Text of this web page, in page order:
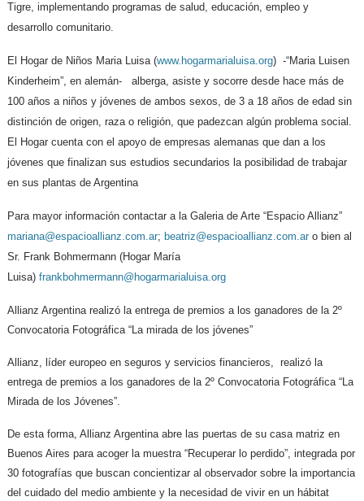
Tigre, implementando programas de salud, educación, empleo y
desarrollo comunitario.
El Hogar de Niños Maria Luisa (www.hogarmarialuisa.org) -“Maria Luisen
Kinderheim”, en alemán- alberga, asiste y socorre desde hace más de
100 años a niños y jóvenes de ambos sexos, de 3 a 18 años de edad sin
distinción de origen, raza o religión, que padezcan algún problema social.
El Hogar cuenta con el apoyo de empresas alemanas que dan a los
jóvenes que finalizan sus estudios secundarios la posibilidad de trabajar
en sus plantas de Argentina
Para mayor información contactar a la Galeria de Arte “Espacio Allianz”
mariana@espacioallianz.com.ar; beatriz@espacioallianz.com.ar o bien al
Sr. Frank Bohmermann (Hogar María
Luisa)frankbohmermann@hogarmarialuisa.org
Allianz Argentina realizó la entrega de premios a los ganadores de la 2º
Convocatoria Fotográfica “La mirada de los jóvenes”
Allianz, líder europeo en seguros y servicios financieros, realizó la
entrega de premios a los ganadores de la 2º Convocatoria Fotográfica “La
Mirada de los Jóvenes”.
De esta forma, Allianz Argentina abre las puertas de su casa matriz en
Buenos Aires para acoger la muestra “Recuperar lo perdido”, integrada por
30 fotografías que buscan concientizar al observador sobre la importancia
del cuidado del medio ambiente y la necesidad de vivir en un hábitat